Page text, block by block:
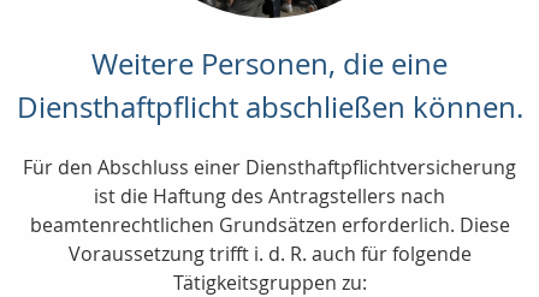
Weitere Personen, die eine
Diensthaftpflicht abschließen können.
Für den Abschluss einer Diensthaftpflichtversicherung
ist die Haftung des Antragstellers nach
beamtenrechtlichen Grundsätzen erforderlich. Diese
Voraussetzung trifft i. d. R. auch für folgende
Tätigkeitsgruppen zu: